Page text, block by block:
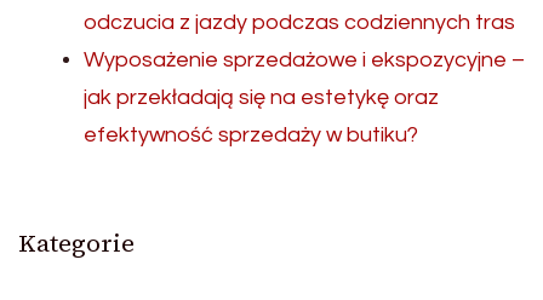
odczucia z jazdy podczas codziennych tras
Wyposażenie sprzedażowe i ekspozycyjne –
jak przekładają się na estetykę oraz
efektywność sprzedaży w butiku?
Kategorie